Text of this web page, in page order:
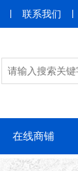
联系我们
在线商铺